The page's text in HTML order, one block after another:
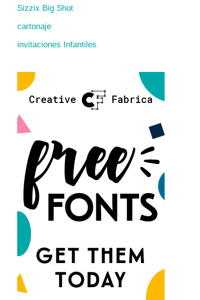
Sizzix Big Shot
cartonaje
invitaciones Infantiles